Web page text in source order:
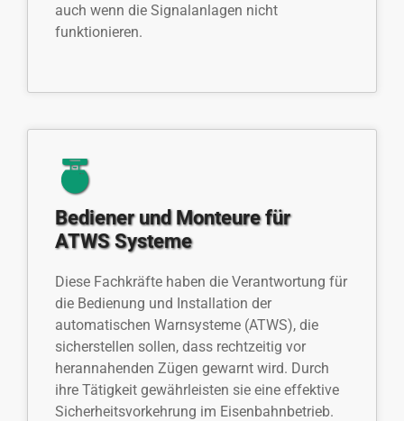
auch wenn die Signalanlagen nicht
funktionieren.
Bediener und Monteure für
ATWS Systeme
Diese Fachkräfte haben die Verantwortung für
die Bedienung und Installation der
automatischen Warnsysteme (ATWS), die
sicherstellen sollen, dass rechtzeitig vor
herannahenden Zügen gewarnt wird. Durch
ihre Tätigkeit gewährleisten sie eine effektive
Sicherheitsvorkehrung im Eisenbahnbetrieb.